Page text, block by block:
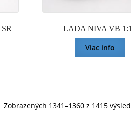
LADA NIVA VB
Viac info
Zobrazených 1341–1360 z 1415